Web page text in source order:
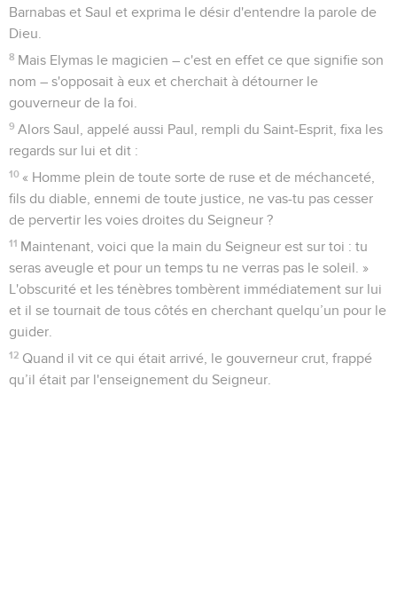
Barnabas et Saul et exprima le désir d'entendre la parole de
Dieu.
8 Mais Elymas le magicien – c'est en effet ce que signifie son
nom – s'opposait à eux et cherchait à détourner le
gouverneur de la foi.
9 Alors Saul, appelé aussi Paul, rempli du Saint-Esprit, fixa les
regards sur lui et dit :
10 « Homme plein de toute sorte de ruse et de méchanceté,
fils du diable, ennemi de toute justice, ne vas-tu pas cesser
de pervertir les voies droites du Seigneur ?
11 Maintenant, voici que la main du Seigneur est sur toi : tu
seras aveugle et pour un temps tu ne verras pas le soleil. »
L'obscurité et les ténèbres tombèrent immédiatement sur lui
et il se tournait de tous côtés en cherchant quelqu’un pour le
guider.
12 Quand il vit ce qui était arrivé, le gouverneur crut, frappé
qu’il était par l'enseignement du Seigneur.